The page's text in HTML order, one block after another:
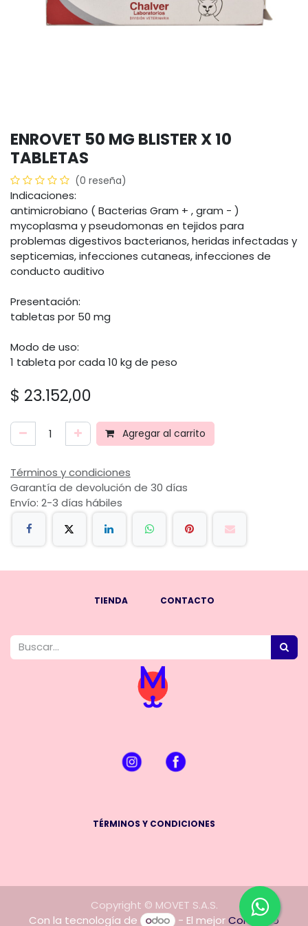
ENROVET 50 MG BLISTER X 10
TABLETAS
(0 reseña)
Indicaciones:
antimicrobiano ( Bacterias Gram + , gram - )
mycoplasma y pseudomonas en tejidos para
problemas digestivos bacterianos, heridas infectadas y
septicemias, infecciones cutaneas, infecciones de
conducto auditivo
Presentación:
tabletas por 50 mg
Modo de uso:
1 tableta por cada 10 kg de peso
$ 23.152,00
Agregar al carrito
Términos y condiciones
Garantía de devolución de 30 días
Envío: 2-3 días hábiles
TIENDA CONTACTO
TÉRMINOS Y CONDICIONES
Copyright © MOVET S.A.S.
Con la tecnología de
- El mejorComercio